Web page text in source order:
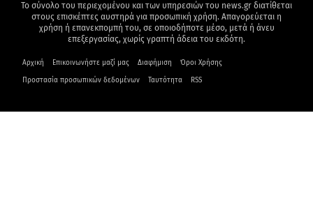
Το σύνολο του περιεχομένου και των υπηρεσιών του news.gr διατίθεται
στους επισκέπτες αυστηρά για προσωπική χρήση. Απαγορεύεται η
χρήση ή επανεκπομπή του, σε οποιοδήποτε μέσο, μετά ή άνευ
επεξεργασίας, χωρίς γραπτή άδεια του εκδότη.
Αρχική Επικοινωνήστε μαζί μας Διαφήμιση Όροι Χρήσης
Προστασία προσωπικών δεδομένων Ταυτότητα RSS